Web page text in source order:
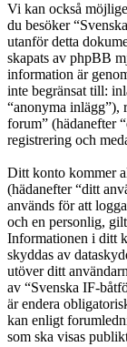
Vi kan också
du besöker
utanför detta
skapats av phpBB
information är
inte begränsat till:
“anonyma inlägg”),
forum” (hädanefter
registrering och
Ditt konto kommer
(hädanefter “ditt
används för att
och en personlig,
Informationen i ditt
skyddas av
utöver ditt
av “Svenska IF-
är endera
kan enligt
som ska visas